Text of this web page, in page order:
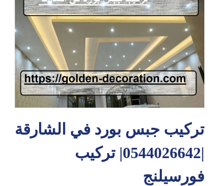
عجمان
تركيب جبس بورد في الشارقة
|0544026642| تركيب
فورسيلنج